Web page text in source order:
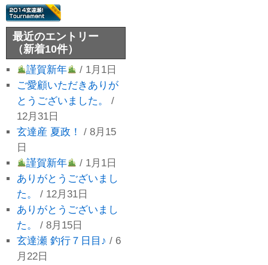
最近のエントリー
（新着10件）
謹賀新年
/ 1月1日
ご愛顧いただきありが
とうございました。
/
12月31日
玄達産 夏政！
/ 8月15
日
謹賀新年
/ 1月1日
ありがとうございまし
た。
/ 12月31日
ありがとうございまし
た。
/ 8月15日
玄達瀬 釣行７日目♪ / 6
月22日